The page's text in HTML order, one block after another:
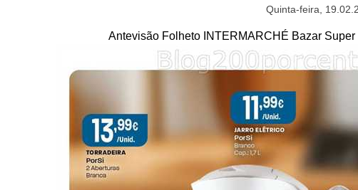
Quinta-feira,
Antevisão Folheto INTERMARCHÉ Bazar Super